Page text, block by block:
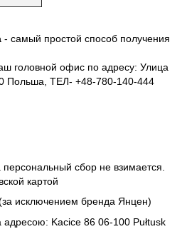
- самый простой способ получения
головной офис по адресу: Улица
Польша, ТЕЛ- +48-780-140-444
сбор не взимается.
картой
исключением бренда Янцен)
адресою: Kacice 86 06-100 Pułtusk